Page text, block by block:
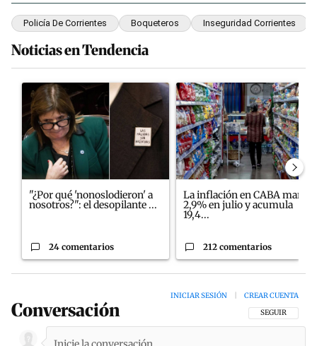
Policía De Corrientes Boqueteros Inseguridad Corrientes
Noticias en Tendencia
Este listado muestra los artículos con más comentarios en los
Un artículo de tendencia con el título ""¿Por qué
"¿Por qué 'nonoslodieron' a
nosotros?": el desopilante ...
24 comentarios
Un artículo de tendencia con
La inflación en CABA marcó
2,9% en julio y acumula
19,4...
212 comentarios
Conversación SIGA ESTA
SEGUIR
INICIAR SESIÓN CREAR CUENTA